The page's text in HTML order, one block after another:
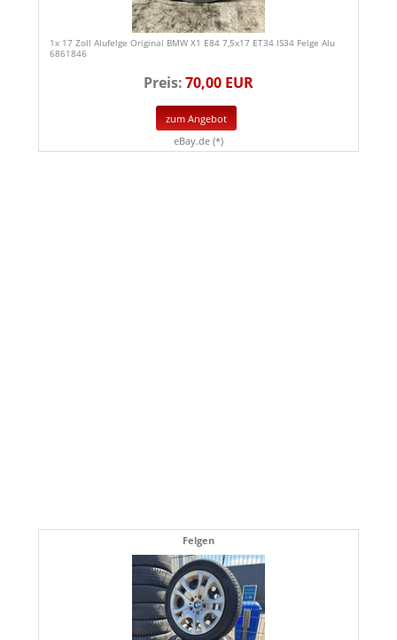
1x 17 Zoll Alufelge Original BMW X1 E84 7,5x17 ET34 IS34 Felge Alu
6861846
Preis:70,00 EUR
zum Angebot
eBay.de (*)
Felgen